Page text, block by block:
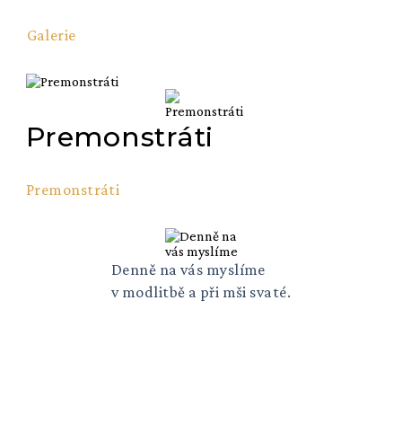
Galerie
Premonstráti
Premonstráti
Denně na vás myslíme
v modlitbě a při mši svaté.